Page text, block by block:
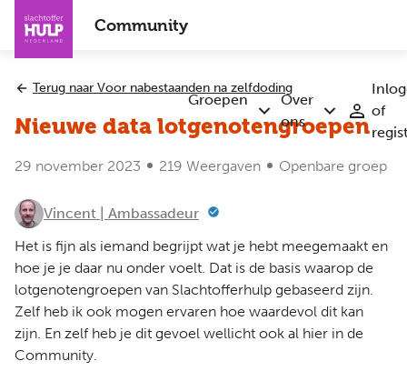
Overslaan
naar
inhoud
gaan
Community
Groepen
Submenu
Groepen
Over
ons
Submenu
Over
of
Terug naar Voor nabestaanden na zelfdoding
Nieuwe data lotgenotengroepen
29 november 2023 219 Weergaven Openbare groep
Vincent | Ambassadeur
Het is fijn als iemand begrijpt wat je hebt meegemaakt en
hoe je je daar nu onder voelt. Dat is de basis waarop de
lotgenotengroepen van Slachtofferhulp gebaseerd zijn.
Zelf heb ik ook mogen ervaren hoe waardevol dit kan
zijn. En zelf heb je dit gevoel wellicht ook al hier in de
Community.